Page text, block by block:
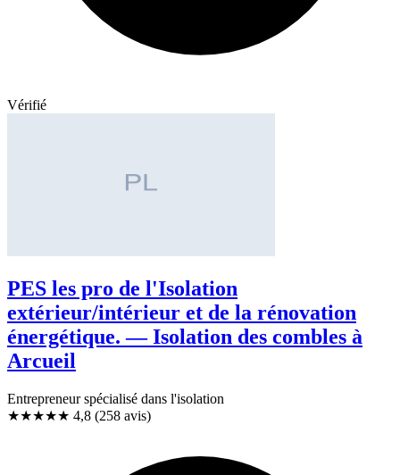
Vérifié
PES les pro de l'Isolation
extérieur/intérieur et de la rénovation
énergétique. — Isolation des combles à
Arcueil
Entrepreneur spécialisé dans l'isolation
★★★★★ 4,8 (258 avis)